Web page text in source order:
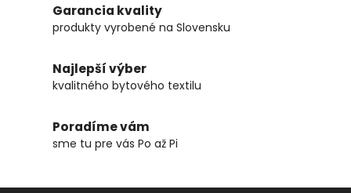
Garancia kvality
produkty vyrobené na Slovensku
Najlepší výber
kvalitného bytového textilu
Poradíme vám
sme tu pre vás Po až Pi